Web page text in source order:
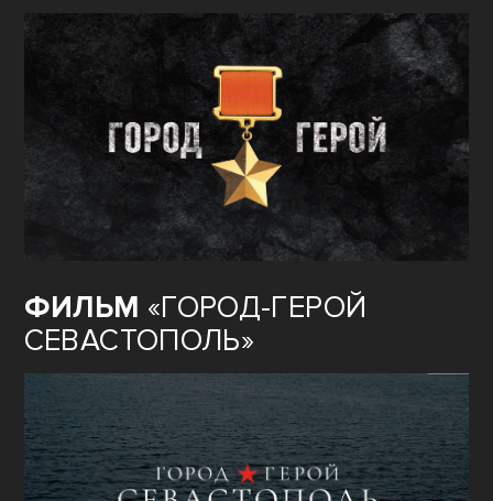
ФИЛЬМ «ГОРОД-ГЕРОЙ
СЕВАСТОПОЛЬ»